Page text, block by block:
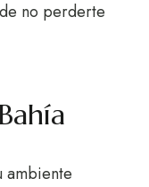
no perderte
ambiente